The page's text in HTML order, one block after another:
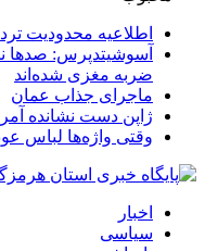
اطلاعیه محدودیت
آسوشیتدپرس: صدها
ضربه مغزی شده‌اند
ماجرای جذاب عمان
ژاپن دست نشانده
وقتی واژه‌ها لباس
اخبار
سیاسی